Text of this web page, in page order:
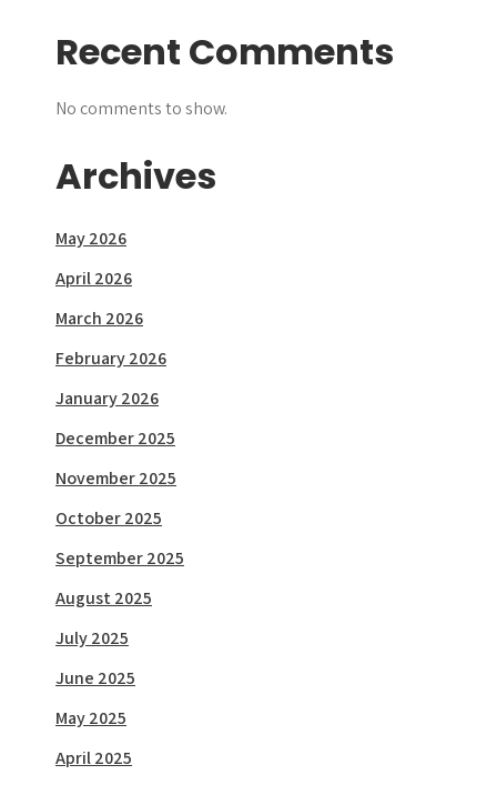
Recent Comments
No comments to show.
Archives
May 2026
April 2026
March 2026
February 2026
January 2026
December 2025
November 2025
October 2025
September 2025
August 2025
July 2025
June 2025
May 2025
April 2025